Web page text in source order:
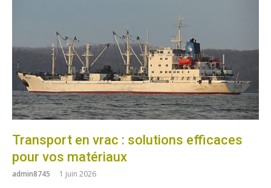
Transport en vrac : solutions efficaces
pour vos matériaux
admin8745 1 juin 2026